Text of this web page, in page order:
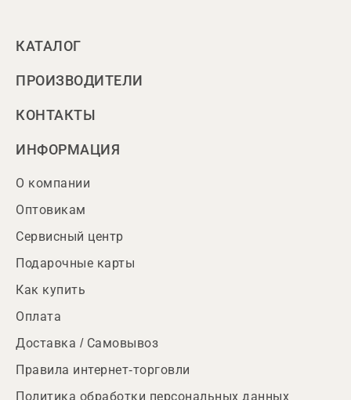
КАТАЛОГ
ПРОИЗВОДИТЕЛИ
КОНТАКТЫ
ИНФОРМАЦИЯ
О компании
Оптовикам
Сервисный центр
Подарочные карты
Как купить
Оплата
Доставка / Самовывоз
Правила интернет-торговли
Политика обработки персональных данных